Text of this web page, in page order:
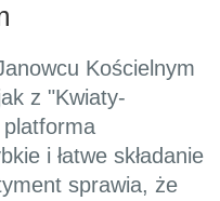
Kościelnym
z "Kwiaty-
i łatwe składanie
sprawia, że